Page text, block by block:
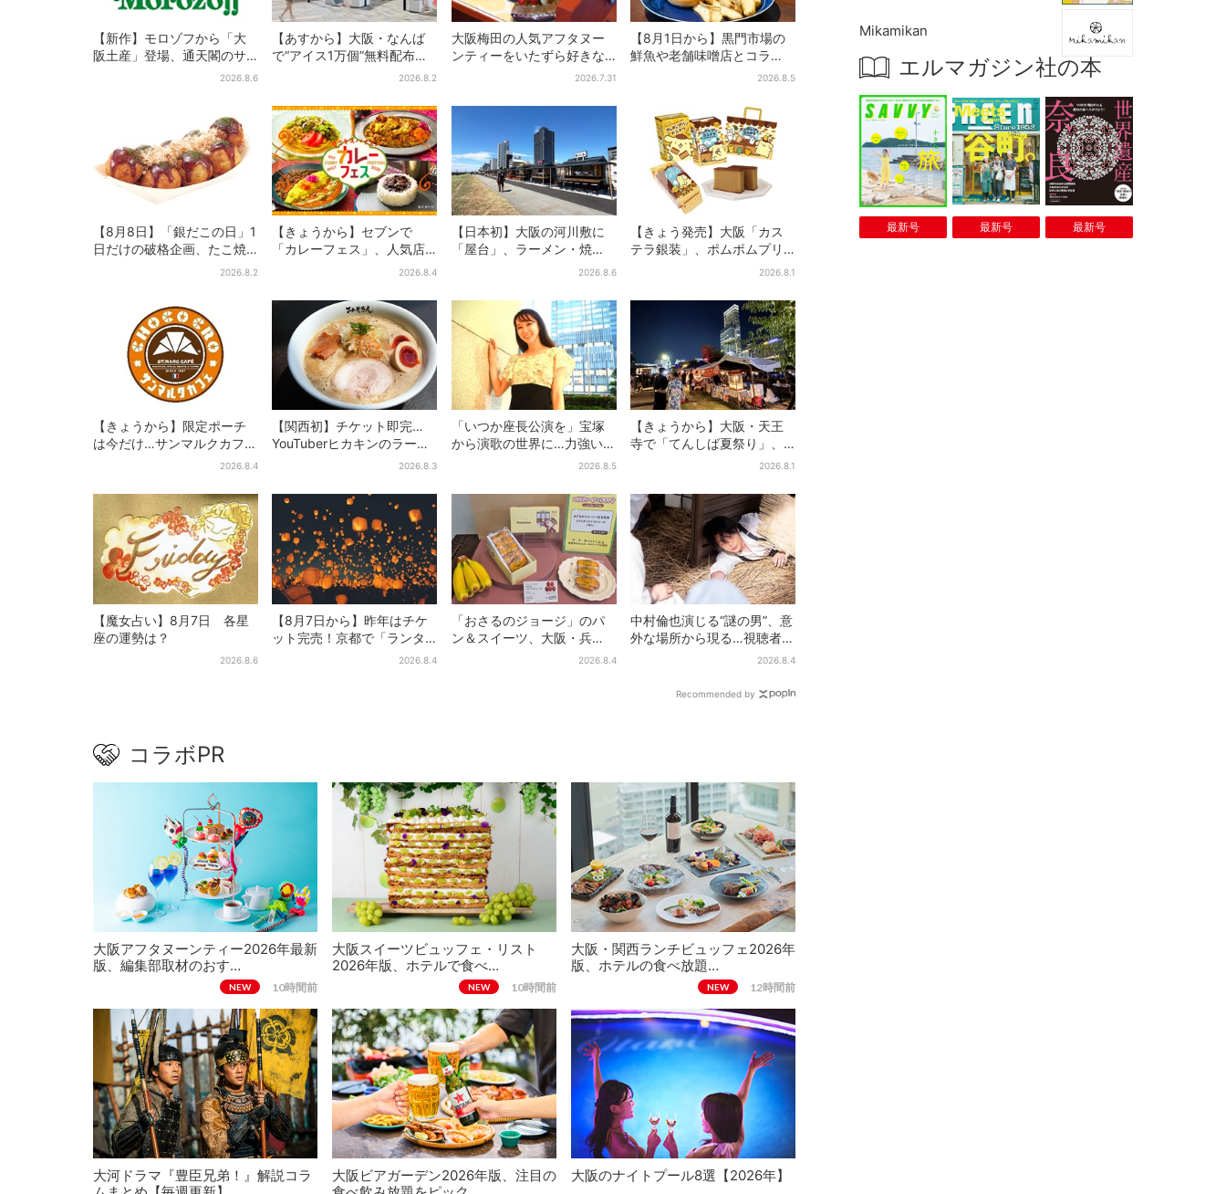
【新作】モロゾフから「大
阪土産」登場、通天閣のサ
クサクスイーツ 6カ所で順2026.8.6
【あすから】大阪・なんば
で“アイス1万個”無料配布…2
日間限定で、ロッテの人気
2026.8.2
大阪梅田の人気アフタヌー
ンティーをいたずら好きな
「リトルミイ」がジャッ
カンスへ
2026.7.31
【8月1日から】黒門市場の
鮮魚や老舗味噌店とコラ
ボ、大阪・なんばのホテル
2026.8.5
【8月8日】「銀だこの日」1
日だけの破格企画、たこ焼
き1舟が88円に…先着88名2026.8.2
【きょうから】セブンで
「カレーフェス」、人気店
監修メニューなど全15品！
週間だけ
2026.8.4
【日本初】大阪の河川敷に
「屋台」、ラーメン・焼
肉・しゃぶしゃぶ・カフェ
2026.8.6
【きょう発売】大阪「カス
テラ銀装」、ポムポムプリ
ンと初コラボ 紙袋まで限
2026.8.1
【きょうから】限定ポーチ
は今だけ…サンマルクカフェ
初の「夏福袋」、実質無料
2026.8.4
【関西初】チケット即完…
YouTuberヒカキンのラーメ
ン店「みそきん」が大阪上
題
2026.8.3
「いつか座長公演を」宝塚
から演歌の世界に…力強いコ
ブシで聴かせる有沙瞳の目
2026.8.5
【きょうから】大阪・天王
寺で「てんしば夏祭り」、
縁日や盆踊り…涼しいスプラ
2026.8.1
【魔女占い】8月7日 各星
座の運勢は？
2026.8.6
【8月7日から】昨年はチケ
ット完売！京都で「ランタ
ンフェス」、最大3500の光
2026.8.4
「おさるのジョージ」のパ
ン＆スイーツ、大阪・兵
庫・京都限定で【きょうか
2026.8.4
中村倫也演じる“謎の男”、意
外な場所から現る…視聴者歓
喜「こんな登場シーンと2026.8.4
Recommended by
コラボPR
大阪アフタヌーンティー2026年最新
版、編集部取材のおす…
NEW 10時間前
大阪スイーツビュッフェ・リスト
2026年版、ホテルで食べ…
NEW 10時間前
大阪・関西ランチビュッフェ2026年
版、ホテルの食べ放題…
NEW 12時間前
大河ドラマ『豊臣兄弟！』解説コラ
大阪ビアガーデン2026年版、注目の
大阪のナイトプール8選【2026年】
Mikamikan
エルマガジン社の本
最新号 最新号 最新号